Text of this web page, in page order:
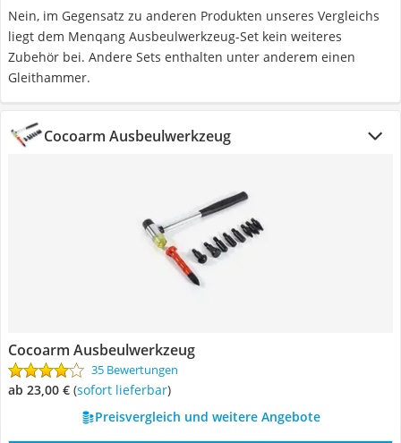
Nein, im Gegensatz zu anderen Produkten unseres Vergleichs
liegt dem Menqang Ausbeulwerkzeug-Set kein weiteres
Zubehör bei. Andere Sets enthalten unter anderem einen
Gleithammer.
Cocoarm Ausbeulwerkzeug
Cocoarm Ausbeulwerkzeug
35 Bewertungen
ab 23,00 € ( Sofort lieferbar)
Preisvergleich und weitere Angebote